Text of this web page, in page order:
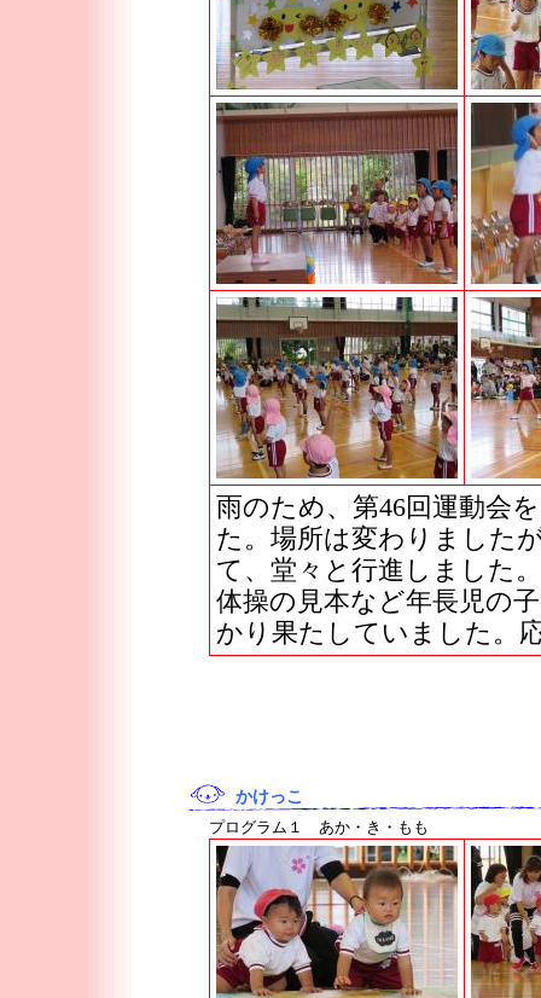
雨のため、第46回運動会
た。場所は変わりました
て、堂々と行進しました
体操の見本など年長児の
かり果たしていました。
かけっこ
プログラム１ あか・き・もも